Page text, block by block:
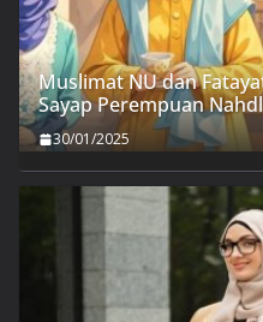
Muslimat NU dan
Sayap Perempuan
30/01/2025